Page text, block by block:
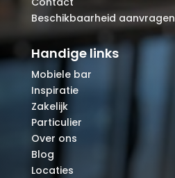
Beschikbaarheid aanvragen
Handige links
Mobiele bar
Inspiratie
Zakelijk
Particulier
Over ons
Blog
Locaties